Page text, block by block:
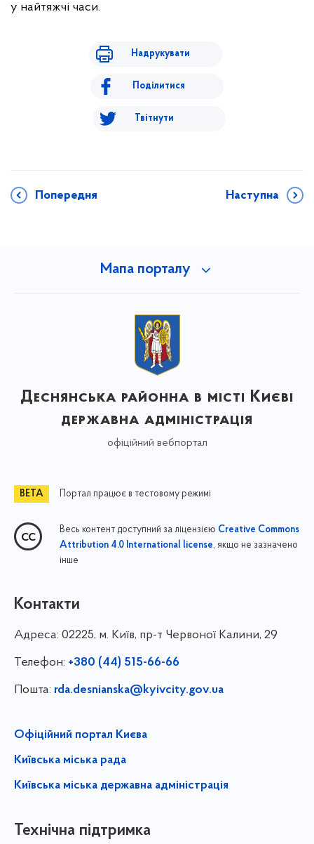
у найтяжчі часи.
Надрукувати
Поділитися
Твітнути
Попередня Наступна
Мапа порталу
Деснянська районна в місті Києві
державна адміністрація
офіційний вебпортал
Портал працює в тестовому режимі
Весь контент доступний за ліцензією Creative Commons
Attribution 4.0 International license, якщо не зазначено
інше
Контакти
Адреса: 02225, м. Київ, пр-т Червоної Калини, 29
Телефон: +380 (44) 515-66-66
Пошта: rda.desnianska@kyivcity.gov.ua
Офіційний портал Києва
Київська міська рада
Київська міська державна адміністрація
Технічна підтримка